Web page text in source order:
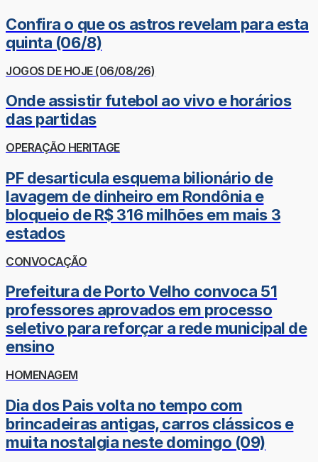
Confira o que os astros revelam para esta
quinta (06/8)
JOGOS DE HOJE (06/08/26)
Onde assistir futebol ao vivo e horários
das partidas
OPERAÇÃO HERITAGE
PF desarticula esquema bilionário de
lavagem de dinheiro em Rondônia e
bloqueio de R$ 316 milhões em mais 3
estados
CONVOCAÇÃO
Prefeitura de Porto Velho convoca 51
professores aprovados em processo
seletivo para reforçar a rede municipal de
ensino
HOMENAGEM
Dia dos Pais volta no tempo com
brincadeiras antigas, carros clássicos e
muita nostalgia neste domingo (09)